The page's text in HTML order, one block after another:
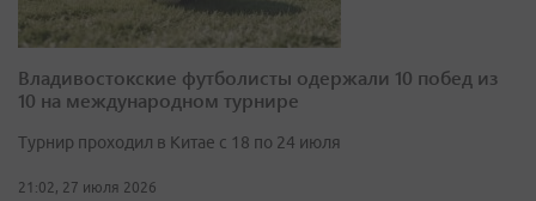
Владивостокские футболисты одержали 10 побед из
10 на международном турнире
Турнир проходил в Китае с 18 по 24 июля
21:02, 27 июля 2026